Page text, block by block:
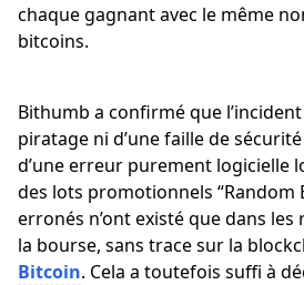
chaque gagnant avec le même
bitcoins.
Bithumb a confirmé que
piratage ni d’une faille de
d’une erreur purement logicielle
des lots promotionnels “Random
erronés n’ont existé que dans
la bourse, sans trace sur la
Bitcoin. Cela a toutefois suffi à